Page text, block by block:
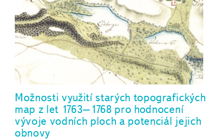
Možnosti využití starých topografických
map z let 1763–1768 pro hodnocení
vývoje vodních ploch a potenciál jejich
obnovy